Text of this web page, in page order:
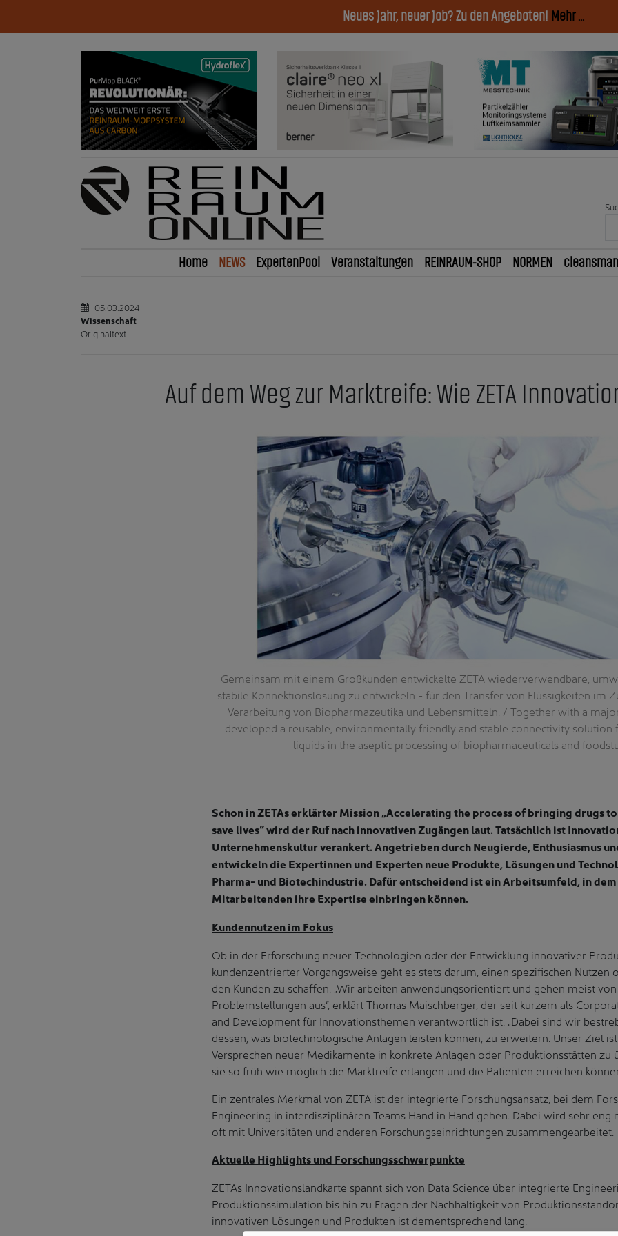
Neues Jahr, neuer Job? Zu den Angeboten! Mehr ...
Home NEWS ExpertenPool Veranstaltungen REINRAUM-SHOP NORMEN cleansman
05.03.2024
Wissenschaft
Originaltext
Auf dem Weg zur Marktreife: Wie ZETA
Gemeinsam mit einem Großkunden entwickelte ZETA wiederverwendbare,
stabile Konnektionslösung zu entwickeln - für den Transfer von Flüssigkeiten im
Verarbeitung von Biopharmazeutika und Lebensmitteln. / Together with a
developed a reusable, environmentally friendly and stable connectivity
liquids in the aseptic processing of biopharmaceuticals and
Schon in ZETAs erklärter Mission „Accelerating the process of bringing drugs
save lives” wird der Ruf nach innovativen Zugängen laut. Tatsächlich ist
Unternehmenskultur verankert. Angetrieben durch Neugierde, Enthusiasmus
entwickeln die Expertinnen und Experten neue Produkte, Lösungen und
Pharma- und Biotechindustrie. Dafür entscheidend ist ein Arbeitsumfeld, in
Mitarbeitenden ihre Expertise einbringen können.
Kundennutzen im Fokus
Ob in der Erforschung neuer Technologien oder der Entwicklung innovativer
kundenzentrierter Vorgangsweise geht es stets darum, einen spezifischen
den Kunden zu schaffen. „Wir arbeiten anwendungsorientiert und gehen meist
Problemstellungen aus“, erklärt Thomas Maischberger, der seit kurzem als
and Development für Innovationsthemen verantwortlich ist. „Dabei sind wir
dessen, was biotechnologische Anlagen leisten können, zu erweitern. Unser Ziel ist
Versprechen neuer Medikamente in konkrete Anlagen oder Produktionsstätten zu
sie so früh wie möglich die Marktreife erlangen und die Patienten erreichen
Ein zentrales Merkmal von ZETA ist der integrierte Forschungsansatz, bei dem
Engineering in interdisziplinären Teams Hand in Hand gehen. Dabei wird sehr eng
oft mit Universitäten und anderen Forschungseinrichtungen zusammengearbeitet.
Aktuelle Highlights und Forschungsschwerpunkte
ZETAs Innovationslandkarte spannt sich von Data Science über integrierte
Produktionssimulation bis hin zu Fragen der Nachhaltigkeit von
innovativen Lösungen und Produkten ist dementsprechend lang.